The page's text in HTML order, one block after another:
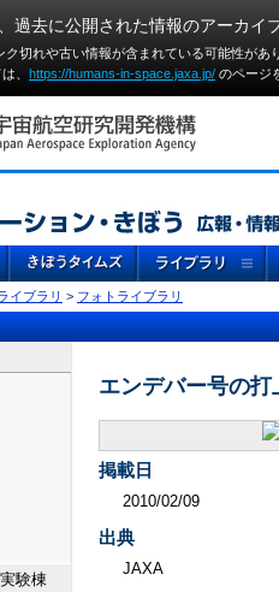
過去に公開された情報のアーカイ
ク切れや古い情報が含まれている可能性が
、 https://humans-in-space.jaxa.jp/ のページ
イブラリ > フォトライブラリ
験棟
エンデバー号の
掲載日
2010/02/09
出典
JAXA